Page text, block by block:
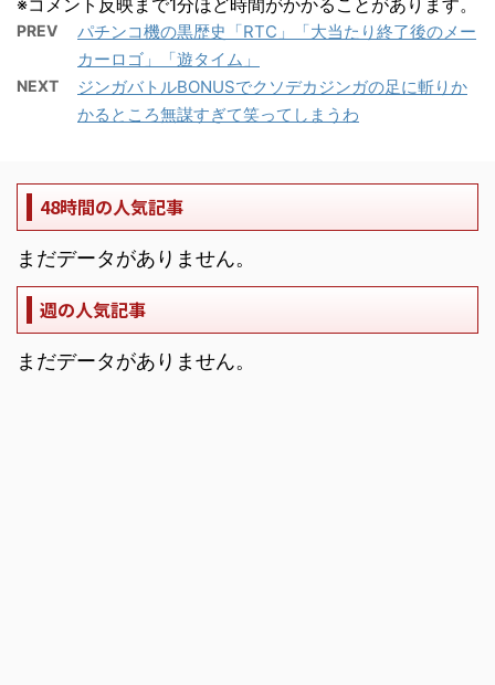
※コメント反映まで1分ほど時間がかかることがあります。
PREV
パチンコ機の黒歴史「RTC」「大当たり終了後のメー
カーロゴ」「遊タイム」
NEXT
ジンガバトルBONUSでクソデカジンガの足に斬りか
かるところ無謀すぎて笑ってしまうわ
48時間の人気記事
まだデータがありません。
週の人気記事
まだデータがありません。